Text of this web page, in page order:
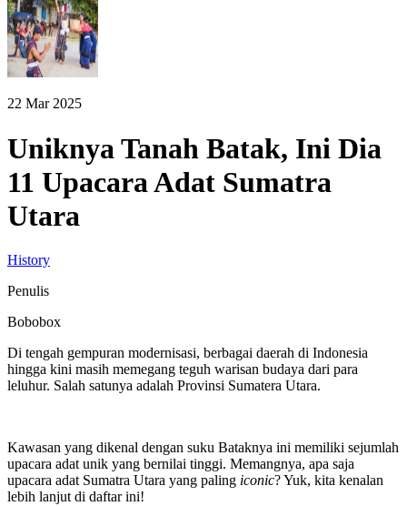
22 Mar 2025
Uniknya Tanah Batak, Ini Dia
11 Upacara Adat Sumatra
Utara
History
Penulis
Bobobox
Di tengah gempuran modernisasi, berbagai daerah di Indonesia
hingga kini masih memegang teguh warisan budaya dari para
leluhur. Salah satunya adalah Provinsi Sumatera Utara.
Kawasan yang dikenal dengan suku Bataknya ini memiliki sejumlah
upacara adat unik yang bernilai tinggi. Memangnya, apa saja
upacara adat Sumatra Utara yang paling iconic? Yuk, kita kenalan
lebih lanjut di daftar ini!